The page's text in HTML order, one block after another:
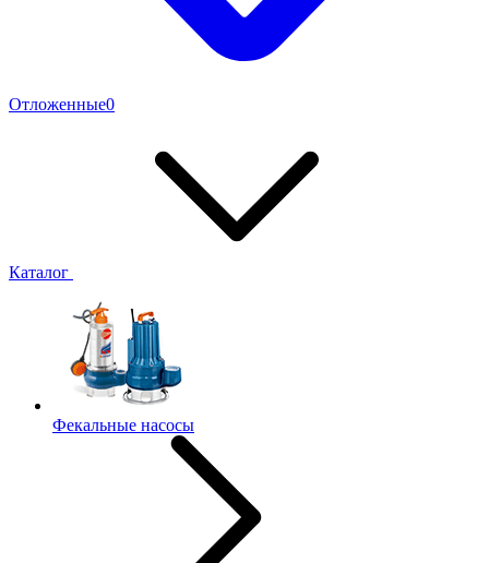
Отложенные0
Каталог
Фекальные насосы